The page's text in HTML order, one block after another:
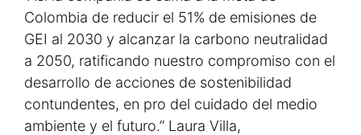
Colombia de reducir el 51% de emisiones de
GEI al 2030 y alcanzar la carbono neutralidad
a 2050, ratificando nuestro compromiso con el
desarrollo de acciones de sostenibilidad
contundentes, en pro del cuidado del medio
ambiente y el futuro.” Laura Villa,